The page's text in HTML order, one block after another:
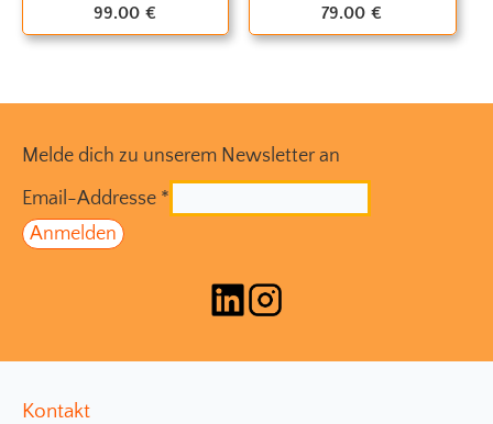
99.00 € 79.00 €
Melde dich zu unserem Newsletter an
Email-Addresse *
Kontakt